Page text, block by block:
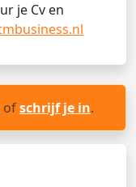
je Cv en
ofschrijf je in.